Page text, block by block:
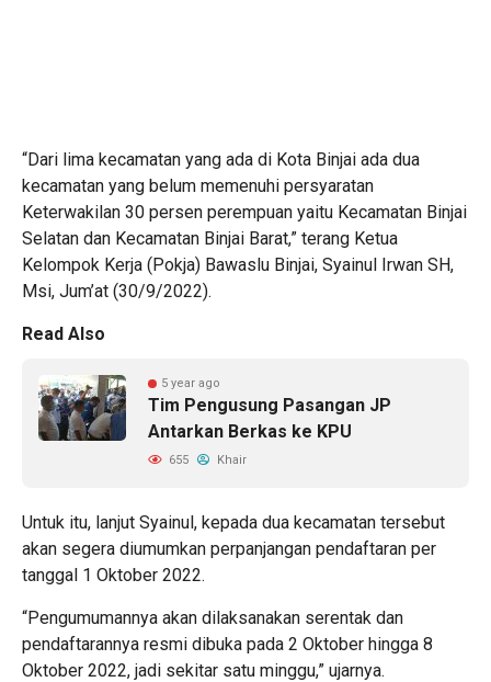
“Dari lima kecamatan yang ada di Kota Binjai ada dua
kecamatan yang belum memenuhi persyaratan
Keterwakilan 30 persen perempuan yaitu Kecamatan Binjai
Selatan dan Kecamatan Binjai Barat,” terang Ketua
Kelompok Kerja (Pokja) Bawaslu Binjai, Syainul Irwan SH,
Msi, Jum’at (30/9/2022).
Read Also
5 year ago
Tim Pengusung Pasangan JP
Antarkan Berkas ke KPU
655 Khair
Untuk itu, lanjut Syainul, kepada dua kecamatan tersebut
akan segera diumumkan perpanjangan pendaftaran per
tanggal 1 Oktober 2022.
“Pengumumannya akan dilaksanakan serentak dan
pendaftarannya resmi dibuka pada 2 Oktober hingga 8
Oktober 2022, jadi sekitar satu minggu,” ujarnya.